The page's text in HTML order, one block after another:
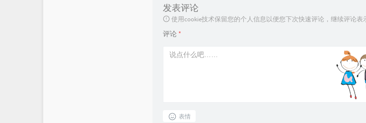
发表评论
使用cookie技术保留您的个人信息以便您下次快速评论，继续评论表
评论 *
表情